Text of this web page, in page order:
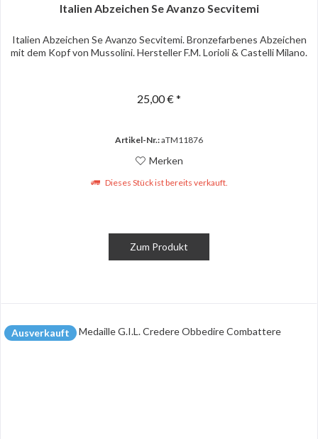
Italien Abzeichen Se Avanzo Secvitemi
Italien Abzeichen Se Avanzo Secvitemi. Bronzefarbenes Abzeichen
mit dem Kopf von Mussolini. Hersteller F.M. Lorioli & Castelli Milano.
25,00 € *
Artikel-Nr.:aTM11876
Merken
Dieses Stück ist bereits verkauft.
Zum Produkt
Ausverkauft